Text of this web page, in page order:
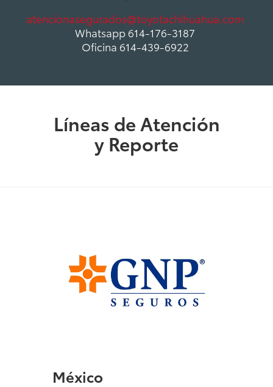
atencionasegurados@toyotachihuahua.com
Whatsapp 614-176-3187
Oficina 614-439-6922
Líneas de Atención
y Reporte
México